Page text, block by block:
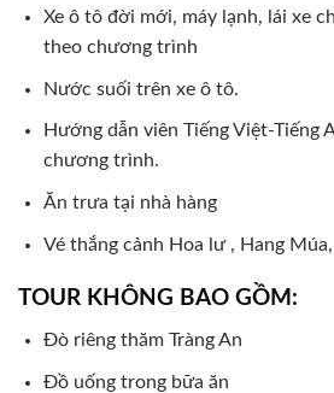
Xe ô tô đời mới, máy lạnh, lái xe
theo chương trình
Nước suối trên xe ô tô.
Hướng dẫn viên Tiếng Việt-Tiếng
chương trình.
Ăn trưa tại nhà hàng
Vé thắng cảnh Hoa lư , Hang
TOUR KHÔNG BAO GỒM:
Đò riêng thăm Tràng An
Đồ uống trong bữa ăn